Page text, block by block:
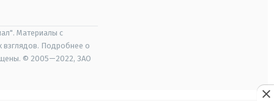
Материалы с
взглядов. Подробнее о
© 2005—2022, ЗАО